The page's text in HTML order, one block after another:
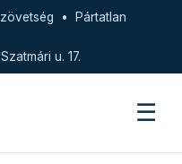
• Pártatlan
u. 17.
☰